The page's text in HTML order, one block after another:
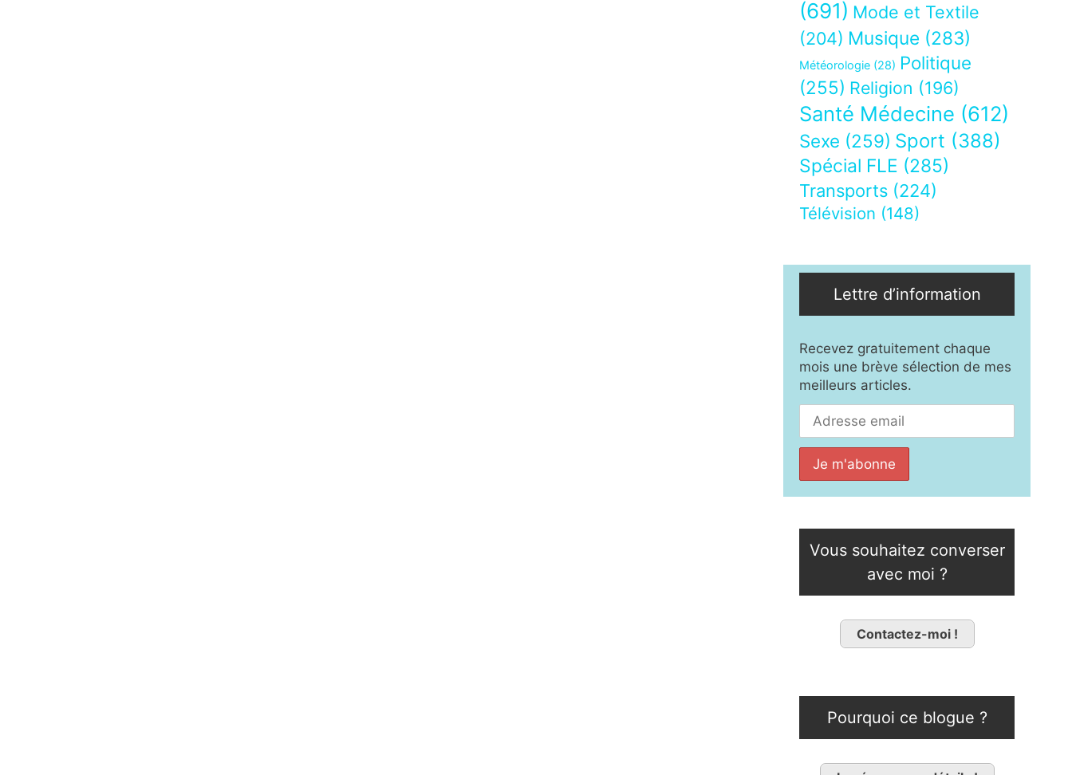
(691) Mode et Textile
(204) Musique (283)
Météorologie (28) Politique
(255) Religion (196)
Santé Médecine (612)
Sexe (259) Sport (388)
Spécial FLE (285)
Transports (224)
Télévision (148)
Lettre d’information
Recevez gratuitement chaque
mois une brève sélection de mes
meilleurs articles.
Vous souhaitez converser
avec moi ?
Contactez-moi !
Pourquoi ce blogue ?